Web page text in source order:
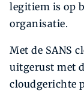
legitiem is op
organisatie.
Met de SANS
uitgerust met
cloudgerichte